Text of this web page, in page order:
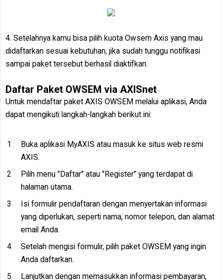
4. Setelahnya kamu bisa pilih kuota Owsem Axis yang mau
didaftarkan sesuai kebutuhan, jika sudah tunggu notifikasi
sampai paket tersebut berhasil diaktifkan.
Daftar Paket OWSEM via AXISnet
Untuk mendaftar paket AXIS OWSEM melalui aplikasi, Anda
dapat mengikuti langkah-langkah berikut ini:
Buka aplikasi MyAXIS atau masuk ke situs web resmi
AXIS.
Pilih menu "Daftar" atau "Register" yang terdapat di
halaman utama.
Isi formulir pendaftaran dengan menyertakan informasi
yang diperlukan, seperti nama, nomor telepon, dan alamat
email Anda.
Setelah mengisi formulir, pilih paket OWSEM yang ingin
Anda daftarkan.
Lanjutkan dengan memasukkan informasi pembayaran,